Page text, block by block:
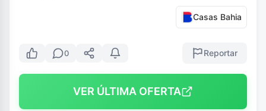
Casas Bahia
0 Reportar
VER ÚLTIMA OFERTA